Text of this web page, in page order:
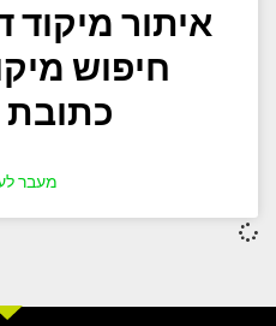
איתור מיקוד
חיפוש
כתובת
מעבר